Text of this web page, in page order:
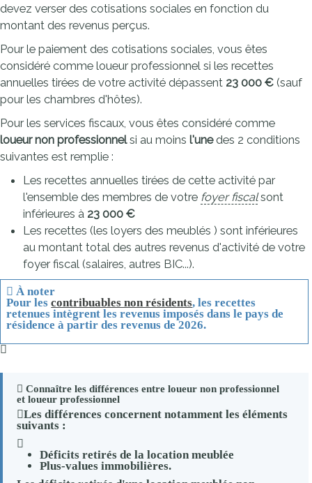
devez verser des cotisations sociales en fonction du
montant des revenus perçus.
Pour le paiement des cotisations sociales, vous êtes
considéré comme loueur professionnel si les recettes
annuelles tirées de votre activité dépassent 23 000 € (sauf
pour les chambres d'hôtes).
Pour les services fiscaux, vous êtes considéré comme
loueur non professionnelsi au moins l'unedes 2 conditions
suivantes est remplie :
Les recettes annuelles tirées de cette activité par
l'ensemble des membres de votre foyer fiscalsont
inférieures à 23 000 €
Les recettes (les loyers des meublés ) sont inférieures
au montant total des autres revenus d'activité de votre
foyer fiscal (salaires, autres BIC...).
À noter
Pour lescontribuables non résidents, les recettes
retenues intègrent les revenus imposés dans le pays de
résidence à partir des revenus de 2026.
Connaître les différences entre loueur non professionnel
et loueur professionnel
Les différences concernent notamment les éléments
suivants :
Déficits retirés de la location meublée
Plus-values immobilières.